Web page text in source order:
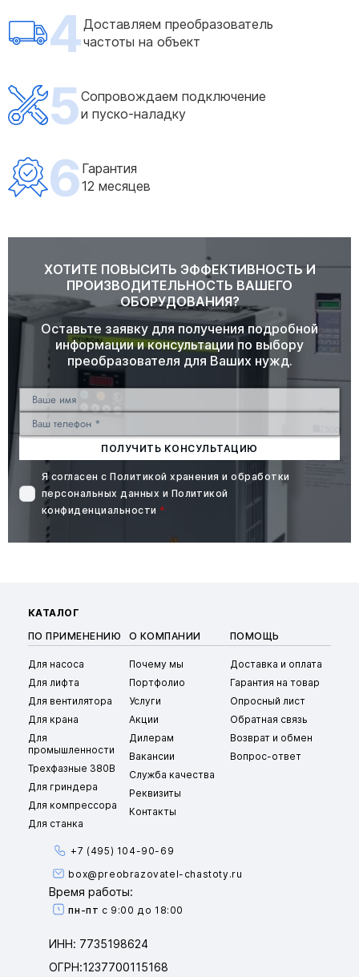
4Доставляем преобразователь
частоты на объект
5Сопровождаем подключение
и пуско-наладку
6 Гарантия
12 месяцев
ХОТИТЕ ПОВЫСИТЬ ЭФФЕКТИВНОСТЬ И
ПРОИЗВОДИТЕЛЬНОСТЬ ВАШЕГО
ОБОРУДОВАНИЯ?
Оставьте заявку для получения подробной
информации и консультации по выбору
преобразователя для Ваших нужд.
ПОЛУЧИТЬ КОНСУЛЬТАЦИЮ
Я согласен сПолитикой хранения и обработки
персональных данных и Политикой
конфиденциальности *
КАТАЛОГ
ПО ПРИМЕНЕНИЮ
Для насоса
Для лифта
Для вентилятора
Для крана
Для
промышленности
Трехфазные 380В
Для гриндера
Для компрессора
Для станка
О КОМПАНИИ
Почему мы
Портфолио
Услуги
Акции
Дилерам
Вакансии
Служба качества
Реквизиты
Контакты
ПОМОЩЬ
Доставка и оплата
Гарантия на товар
Опросный лист
Обратная связь
Возврат и обмен
Вопрос-ответ
+7 (495) 104-90-69
box@preobrazovatel-chastoty.ru
Время работы:
пн-пт с 9:00 до 18:00
ИНН: 7735198624
ОГРН:1237700115168